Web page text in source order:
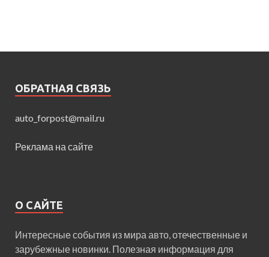
ОБРАТНАЯ СВЯЗЬ
auto_forpost@mail.ru
Реклама на сайте
О САЙТЕ
Интересные события из мира авто, отечественные и
зарубежные новинки. Полезная информация для